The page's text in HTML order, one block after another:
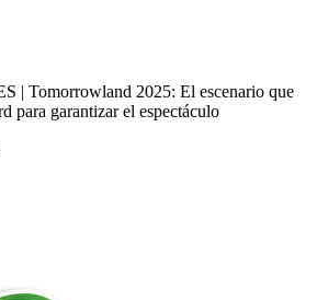
| Tomorrowland 2025: El escenario que
para garantizar el espectáculo